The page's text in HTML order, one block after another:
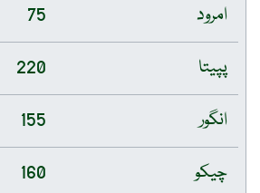
امرود
75
پپیتا
220
انگور
155
چیکو
160